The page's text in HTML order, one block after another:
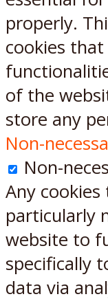
properly.
cookies
of the
store any
Non-
Non-
Any
particularly
website to
specifically
data via